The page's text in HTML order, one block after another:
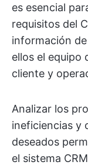
es esencial
requisitos del
información
ellos el equipo
cliente y
Analizar los
ineficiencias y
deseados
el sistema